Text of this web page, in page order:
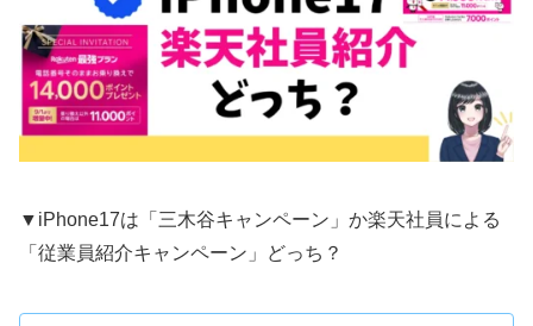
▼iPhone17は「三木谷キャンペーン」か楽天社員による
「従業員紹介キャンペーン」どっち？